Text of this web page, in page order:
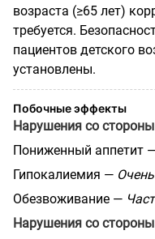
возраста (≥65 лет)
требуется.
пациентов детского
установлены.
Побочные эффекты
Нарушения со
Пониженный аппетит
Гипокалиемия —
Обезвоживание —
Нарушения со